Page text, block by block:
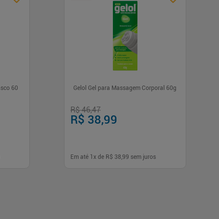
60
Gelol Gel para Massagem Corporal 60g
R$ 46,47
R$ 38,99
Em até 1 x de R$ 38,99 sem juros